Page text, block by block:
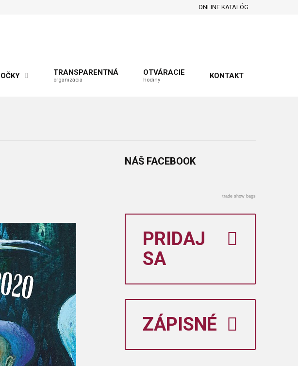
ONLINE KATALÓG
TRANSPARENTNÁ
organizácia
OTVÁRACIE
hodiny KONTAKT
NÁŠ FACEBOOK
trade show bags
PRIDAJ
SA
ZÁPISNÉ